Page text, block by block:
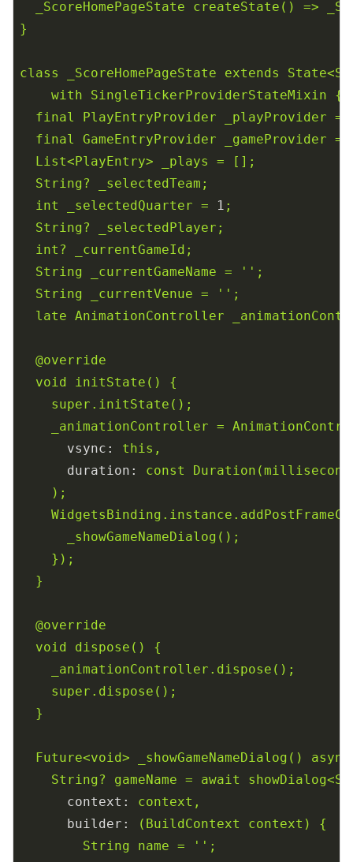
_ScoreHomePageState
createState() =>
}
class _ScoreHomePageState extends
with
SingleTickerProviderStateMixin
{
final
PlayEntryProvider _playProvider =
final
GameEntryProvider _gameProvider =
List<PlayEntry>
_plays =
[];
String?
_selectedTeam;
int
_selectedQuarter = 1 ;
String?
_selectedPlayer;
int?
_currentGameId;
String
_currentGameName = '' ;
String
_currentVenue = '' ;
late AnimationController
@override
void
initState()
{
super.initState();
_animationController =
vsync:
this,
duration:
const
);
_showGameNameDialog();
});
}
@override
void
dispose()
{
_animationController.dispose();
super.dispose();
}
Future<void> _showGameNameDialog()
async
String?
gameName = await
context:
context,
builder:
(BuildContext context)
{
String
name = '' ;